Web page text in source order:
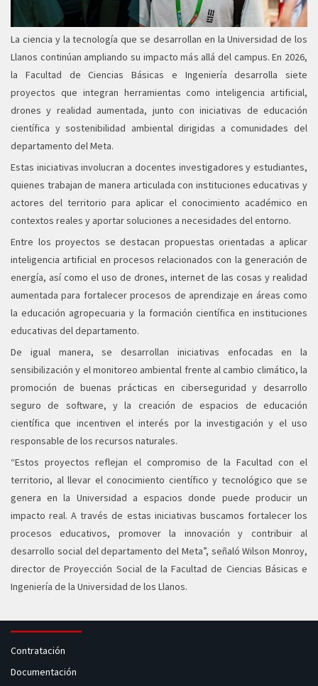
La ciencia y la tecnología que se desarrollan en la Universidad de los
Llanos continúan ampliando su impacto más allá del campus. En 2026,
la Facultad de Ciencias Básicas e Ingeniería desarrolla siete
proyectos que integran herramientas como inteligencia artificial,
drones y realidad aumentada, junto con iniciativas de educación
científica y sostenibilidad ambiental dirigidas a comunidades del
departamento del Meta.
Estas iniciativas involucran a docentes investigadores y estudiantes,
quienes trabajan de manera articulada con instituciones educativas y
actores del territorio para aplicar el conocimiento académico en
contextos reales y aportar soluciones a necesidades del entorno.
Entre los proyectos se destacan propuestas orientadas a aplicar
inteligencia artificial en procesos relacionados con la generación de
energía, así como el uso de drones, internet de las cosas y realidad
aumentada para fortalecer procesos de aprendizaje en áreas como
la educación agropecuaria y la formación científica en instituciones
educativas del departamento.
De igual manera, se desarrollan iniciativas enfocadas en la
sensibilización y el monitoreo ambiental frente al cambio climático, la
promoción de buenas prácticas en ciberseguridad y desarrollo
seguro de software, y la creación de espacios de educación
científica que incentiven el interés por la investigación y el uso
responsable de los recursos naturales.
“Estos proyectos reflejan el compromiso de la Facultad con el
territorio, al llevar el conocimiento científico y tecnológico que se
genera en la Universidad a espacios donde puede producir un
impacto real. A través de estas iniciativas buscamos fortalecer los
procesos educativos, promover la innovación y contribuir al
desarrollo social del departamento del Meta”, señaló Wilson Monroy,
director de Proyección Social de la Facultad de Ciencias Básicas e
Ingeniería de la Universidad de los Llanos.
Contratación
Documentación